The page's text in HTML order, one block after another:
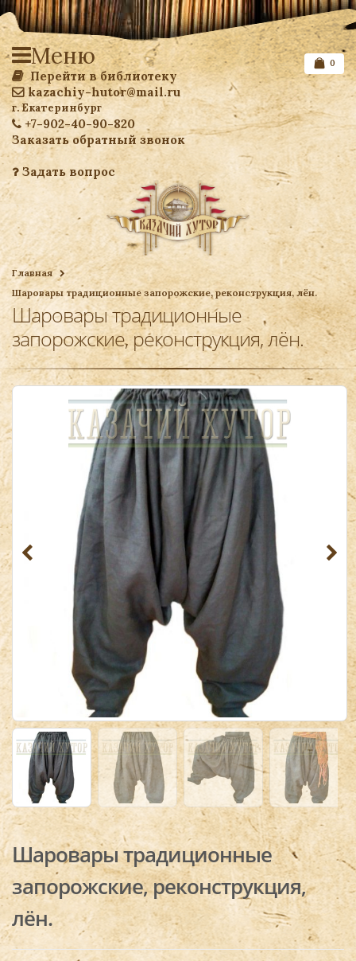
Перейти в библиотеку
kazachiy-hutor@mail.ru
г. Екатеринбург
+7-902-40-90-820
Заказать обратный звонок
Задать вопрос
Список желаемого
Ваша корзина
0
Меню
Главная
Шаровары традиционные запорожские, реконструкция, лён.
Шаровары традиционные
запорожские, реконструкция, лён.
Шаровары традиционные
запорожские, реконструкция,
лён.